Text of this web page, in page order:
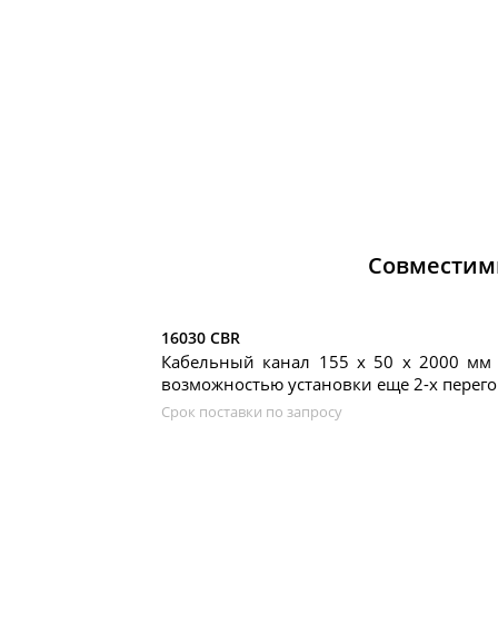
16030 CBR
Кабельный канал 155 х 50 x 2000 мм
возможностью установки еще 2-х
Срок поставки по запросу